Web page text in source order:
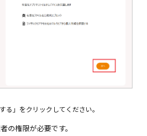
る」をクリックしてください。
の権限が必要です。